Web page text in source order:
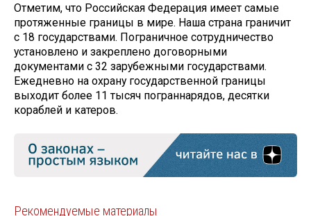
Отметим, что Российская Федерация имеет самые
протяженные границы в мире. Наша страна граничит
с 18 государствами. Пограничное сотрудничество
установлено и закреплено договорными
документами с 32 зарубежными государствами.
Ежедневно на охрану государственной границы
выходит более 11 тысяч пограннарядов, десятки
кораблей и катеров.
Рекомендуемые материалы